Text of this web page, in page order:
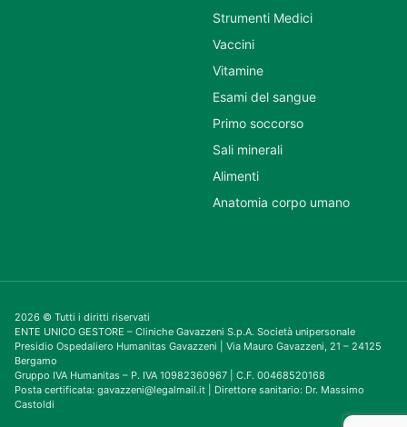
Strumenti Medici
Vaccini
Vitamine
Esami del sangue
Primo soccorso
Sali minerali
Alimenti
Anatomia corpo umano
2026 © Tutti i diritti riservati
ENTE UNICO GESTORE – Cliniche Gavazzeni S.p.A. Società unipersonale
Presidio Ospedaliero Humanitas Gavazzeni | Via Mauro Gavazzeni, 21 – 24125
Bergamo
Gruppo IVA Humanitas – P. IVA 10982360967 | C.F. 00468520168
Posta certificata: gavazzeni@legalmail.it | Direttore sanitario: Dr. Massimo
Castoldi